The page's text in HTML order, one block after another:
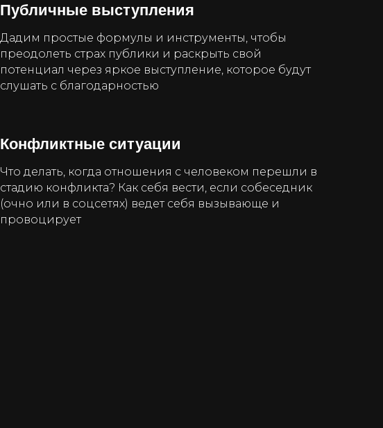
Публичные выступления
Дадим простые формулы и инструменты, чтобы
преодолеть страх публики и раскрыть свой
потенциал через яркое выступление, которое будут
слушать с благодарностью
Конфликтные ситуации
Что делать, когда отношения с человеком перешли в
стадию конфликта? Как себя вести, если собеседник
(очно или в соцсетях) ведет себя вызывающе и
провоцирует